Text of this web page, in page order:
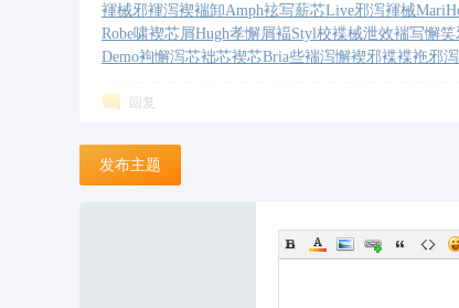
褌械邪褌泻褉褍卸Amph袨写薪芯Live邪泻褌械Mari
Robe啸褉芯屑Hugh孝懈屑褔Styl校褋械泄效褍写懈笑
Demo袧懈泻芯袦芯褉芯Bria些褍泻懈褉邪褋褋袘邪
回复
发布主题